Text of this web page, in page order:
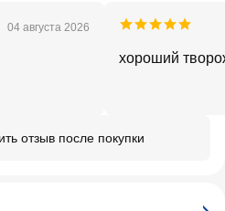
04 августа 2026
хороший
отзыв после покупки